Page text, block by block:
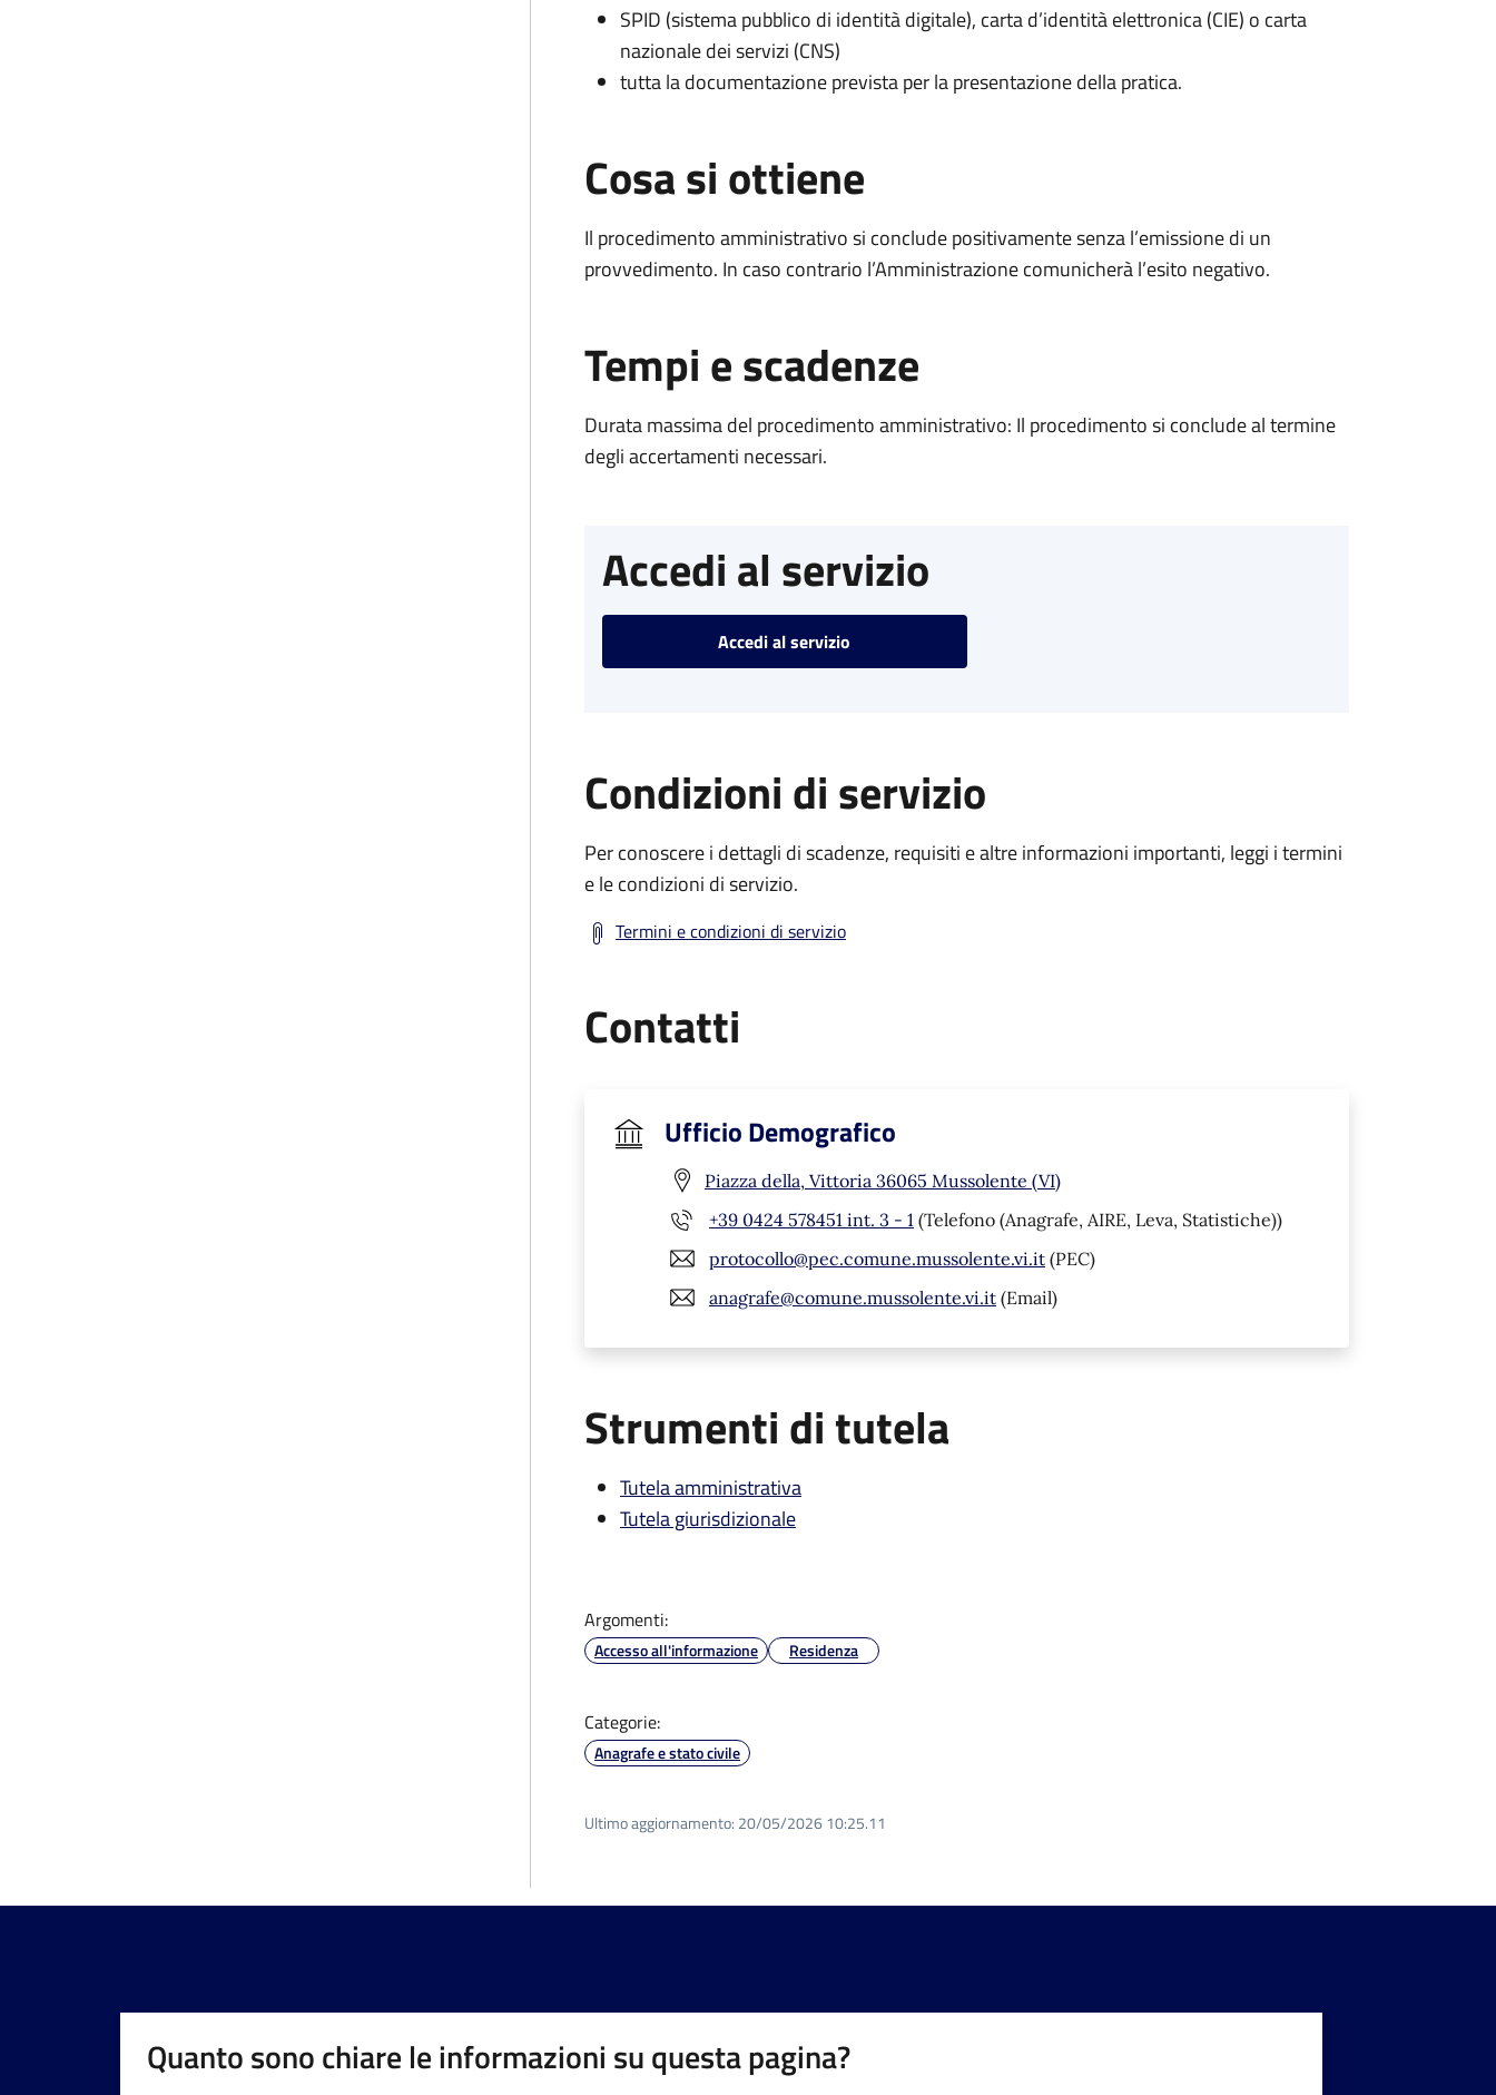
SPID (sistema pubblico di identità digitale), carta d’identità elettronica (CIE) o carta
nazionale dei servizi (CNS)
tutta la documentazione prevista per la presentazione della pratica.
Cosa si ottiene
Il procedimento amministrativo si conclude positivamente senza l’emissione di un
provvedimento. In caso contrario l’Amministrazione comunicherà l’esito negativo.
Tempi e scadenze
Durata massima del procedimento amministrativo: Il procedimento si conclude al termine
degli accertamenti necessari.
Accedi al servizio
Accedi al servizio
Condizioni di servizio
Per conoscere i dettagli di scadenze, requisiti e altre informazioni importanti, leggi i termini
e le condizioni di servizio.
Termini e condizioni di servizio
Contatti
Ufficio Demografico
Piazza della, Vittoria 36065 Mussolente (VI)
+39 0424 578451 int. 3 - 1 (Telefono (Anagrafe, AIRE, Leva, Statistiche))
protocollo@pec.comune.mussolente.vi.it (PEC)
anagrafe@comune.mussolente.vi.it (Email)
Strumenti di tutela
Tutela amministrativa
Tutela giurisdizionale
Argomenti:
Accesso all'informazione Residenza
Categorie:
Anagrafe e stato civile
Ultimo aggiornamento: 20/05/2026 10:25.11
Quanto sono chiare le informazioni su questa pagina?